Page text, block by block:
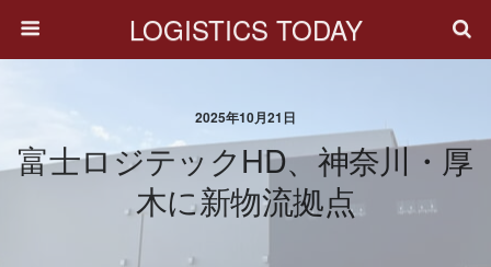
LOGISTICS TODAY
2025年10月21日
富士ロジテックHD、神奈川・厚
木に新物流拠点